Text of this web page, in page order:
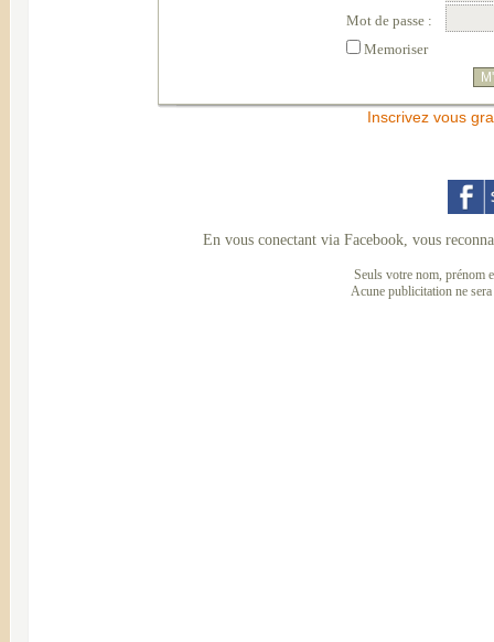
Mot de passe :
Memoriser
Inscrivez vous
En vous conectant via Facebook, vous
Seuls votre nom, prénom
Acune publicitation ne